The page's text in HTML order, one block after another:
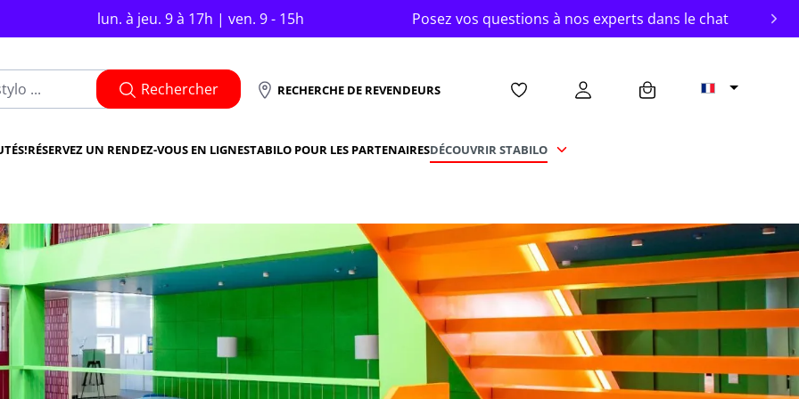
lun. à jeu. 9 à 17h | ven. 9 - 15h Posez vos questions à nos experts dans le chat
Rechercher RECHERCHE DE REVENDEURS
RÉSERVEZ UN RENDEZ-VOUS EN LIGNESTABILO POUR LES PARTENAIRESDÉCOUVRIR STABILO